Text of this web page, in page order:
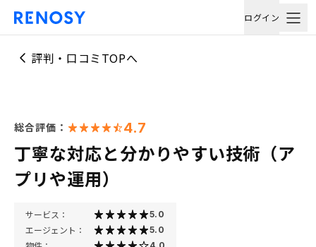
ログイン
評判・口コミTOPへ
総合評価： 4.7
丁寧な対応と分かりやすい技術（ア
プリや運用）
サービス： 5.0
エージェント： 5.0